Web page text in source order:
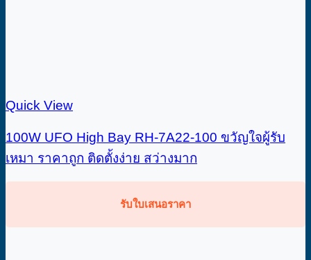
Quick View
100W UFO High Bay RH-7A22-100 ขวัญใจผู้รับ
เหมา ราคาถูก ติดตั้งง่าย สว่างมาก
รับใบเสนอราคา